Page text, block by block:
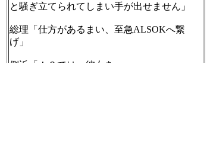
と騒ぎ立てられてしまい手が出せません」
総理「仕方があるまい、至急ALSOKへ繋
げ」
側近「！？では…彼女を…」